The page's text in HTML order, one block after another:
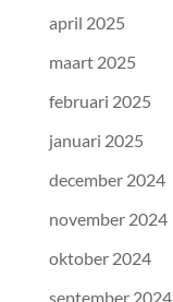
april 2025
maart 2025
februari 2025
januari 2025
december 2024
november 2024
oktober 2024
september 2024